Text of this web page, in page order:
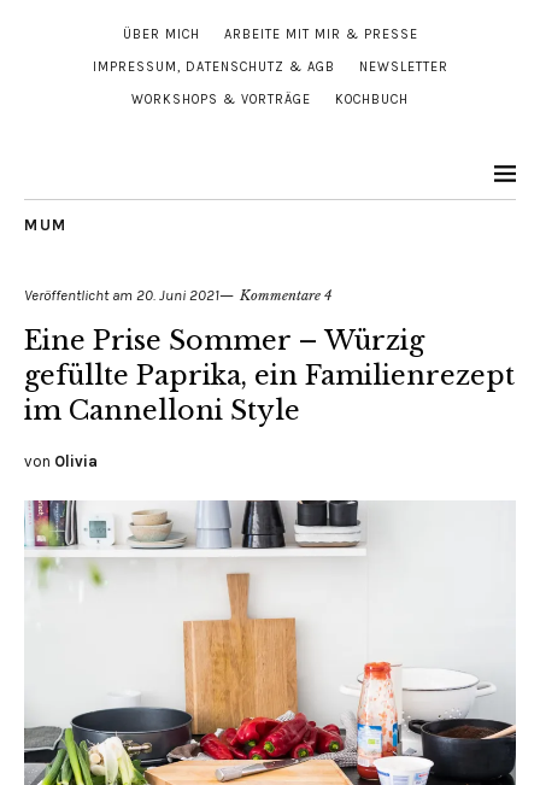
ÜBER MICH ARBEITE MIT MIR & PRESSE
IMPRESSUM, DATENSCHUTZ & AGB NEWSLETTER
WORKSHOPS & VORTRÄGE KOCHBUCH
MUM
Veröffentlicht am 20. Juni 2021 Kommentare 4
Eine Prise Sommer – Würzig
gefüllte Paprika, ein Familienrezept
im Cannelloni Style
von Olivia